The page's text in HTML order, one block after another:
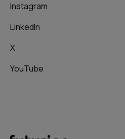
Instagram
LinkedIn
X
YouTube